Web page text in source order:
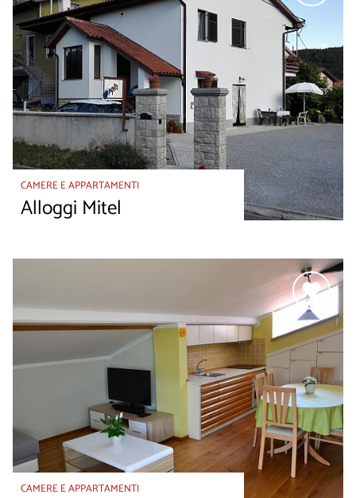
CAMERE E APPARTAMENTI
Alloggi Mitel
CAMERE E APPARTAMENTI